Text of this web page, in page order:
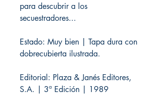
para descubrir a los
secuestradores...
Estado: Muy bien | Tapa dura con
dobrecubierta ilustrada.
Editorial: Plaza & Janés Editores,
S.A. | 3ª Edición | 1989